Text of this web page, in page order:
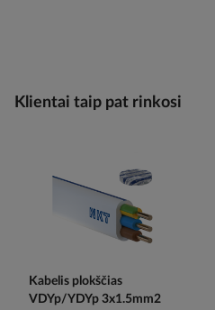
Klientai taip pat rinkosi
Kabelis plokščias
VDYp/YDYp 3x1.5mm2